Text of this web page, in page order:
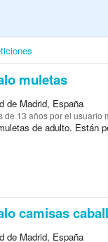
muletas
de Madrid, España
de 13 añospor el usuario
de adulto. Están
camisas
de Madrid, España